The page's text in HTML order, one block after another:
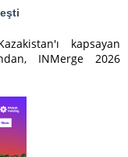
kapsayan
INMerge 2026